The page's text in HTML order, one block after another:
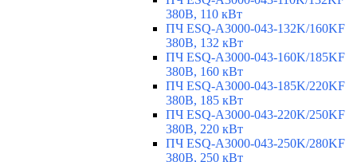
380В, 110 кВт
ПЧ ESQ-A3000-043-132K/160KF
380В, 132 кВт
ПЧ ESQ-A3000-043-160K/185KF
380В, 160 кВт
ПЧ ESQ-A3000-043-185K/220KF
380В, 185 кВт
ПЧ ESQ-A3000-043-220K/250KF
380В, 220 кВт
ПЧ ESQ-A3000-043-250K/280KF
380В, 250 кВт